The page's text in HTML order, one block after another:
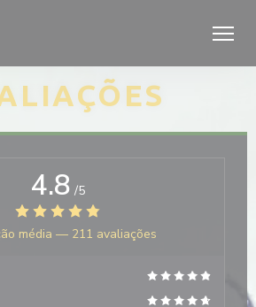
de Cookies
4.8 /5
média — 211 avaliações